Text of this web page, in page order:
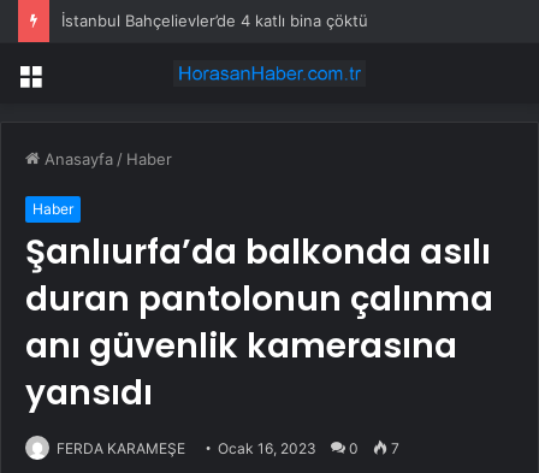
İstanbul Bahçelievler’de 4 katlı bina çöktü
Menü
Anasayfa / Haber
Haber
Şanlıurfa’da balkonda asılı
duran pantolonun çalınma
anı güvenlik kamerasına
yansıdı
FERDA KARAMEŞE Ocak 16, 2023 0 7